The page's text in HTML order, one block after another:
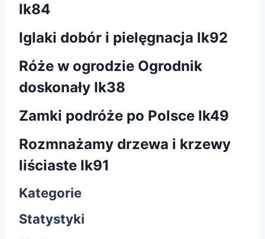
lk84
Iglaki dobór i pielęgnacja lk92
Róże w ogrodzie Ogrodnik
doskonały Ik38
Zamki podróże po Polsce Ik49
Rozmnażamy drzewa i krzewy
liściaste lk91
Kategorie
Statystyki